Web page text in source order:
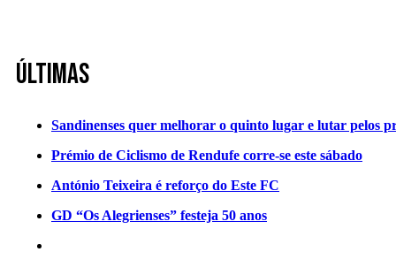
Últimas
Sandinenses quer melhorar o quinto lugar e lutar pelos
Prémio de Ciclismo de Rendufe corre-se este sábado
António Teixeira é reforço do Este FC
GD “Os Alegrienses” festeja 50 anos